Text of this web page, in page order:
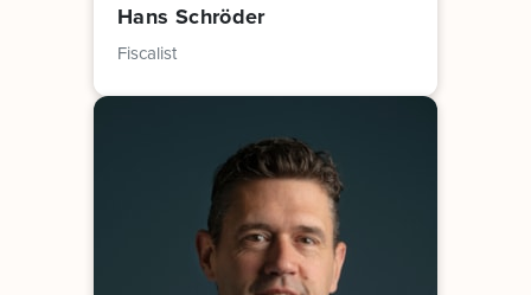
Hans Schröder
Fiscalist